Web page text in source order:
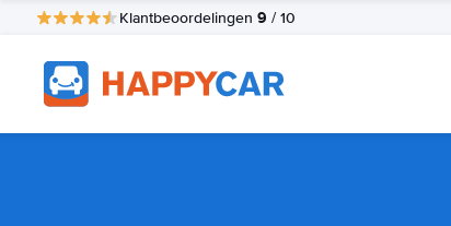
Klantbeoordelingen 9 / 10